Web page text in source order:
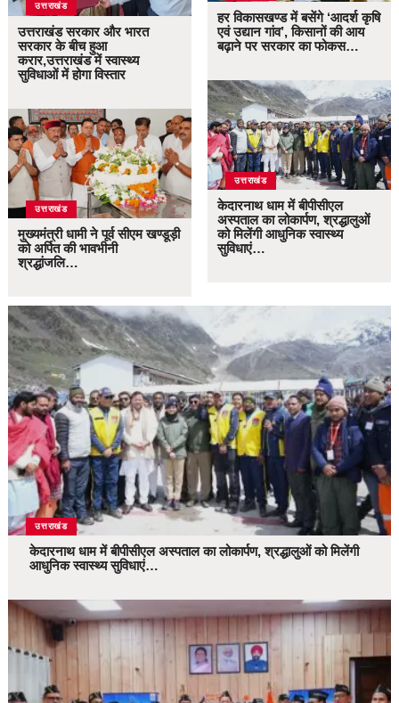
उत्तराखंड
उत्तराखंड सरकार और भारत
सरकार के बीच हुआ
करार,उत्तराखंड में स्वास्थ्य
सुविधाओं में होगा विस्तार
उत्तराखंड
मुख्यमंत्री धामी ने पूर्व सीएम खण्डूड़ी
को अर्पित की भावभीनी
श्रद्धांजलि…
हर विकासखण्ड में बसेंगे ‘आदर्श कृषि
एवं उद्यान गांव’, किसानों की आय
बढ़ाने पर सरकार का फोकस…
उत्तराखंड
केदारनाथ धाम में बीपीसीएल
अस्पताल का लोकार्पण, श्रद्धालुओं
को मिलेंगी आधुनिक स्वास्थ्य
सुविधाएं…
उत्तराखंड
केदारनाथ धाम में बीपीसीएल अस्पताल का लोकार्पण, श्रद्धालुओं को मिलेंगी
आधुनिक स्वास्थ्य सुविधाएं…